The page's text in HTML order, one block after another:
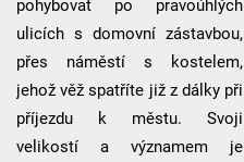
pohybovat po pravoúhlých
ulicích s domovní zástavbou,
přes náměstí s kostelem,
jehož věž spatříte již z dálky při
příjezdu k městu. Svoji
velikostí a významem je